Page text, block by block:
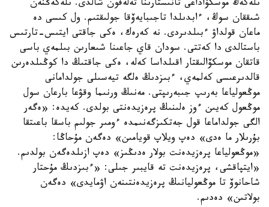
ىلەكەڭ موسكۆاداعى تانىستارىنا تەلەفون شالدى. ىلەكەڭنەن
شىققان سوڭ، ءابدىلدا تاجىبايەۆقا جولىقتىم. ول كىسى دە
ماعان قولداۋ ءبىلدىردى. نە كەرەك، ەكى جاقتى ايتىس-تارتىس
باستالدى دا كەتتى. سودان قاي جاعىنا شىعارىن بىلمەي باسى
قاتقان موسكۆالىقتار اقىلداسا كەلە، ەكى جاقتىڭ دا كوڭىلدەرىن
قالدىرعىسى كەلمەي، ءبىزدىڭ ەلگە تيەسىلى جولدامانى
موڭعولياعا بەرىپ جىبەرىپتى. مەنىڭ ورنىما وقۋعا بارعان سول
موڭعول كەيىن ءوز ەلىنىڭ پرەزيدەنتى بولدى. كەيدە: «ەگەر
الگى جولداماعا قول جەتكىزگەنىمدە ءومىر جولىم باسقا باعىتقا
بۇرىلار ما ەدى» دەپ ويلاپ قويامىن» دەگەن مۇحاڭا:
«موڭعولياعا پرەزيدەنت بولار ەدىڭىز» دەپ ازىلدەگەن بولدىم.
«ايتپاقشى، پرەزيدەنت تە قايبىر جىلى: «ءبىزدىڭ مۇحتار
شاحانوۆ تا موڭعوليانىڭ پرەزيدەنتىنەن اۋمايدى» دەگەن
بولاتىن» دەدىم.